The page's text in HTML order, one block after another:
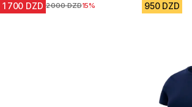
1 700 DZD Prix avant la réduction
2 000 DZD15% 950 DZD